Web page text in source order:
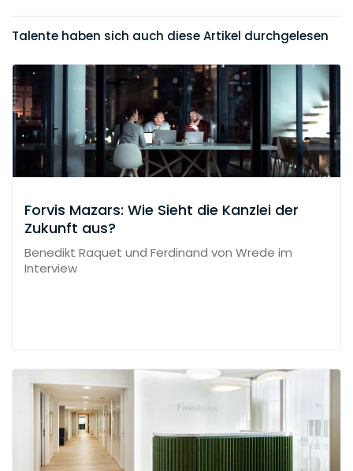
Talente haben sich auch diese Artikel durchgelesen
Forvis Mazars: Wie Sieht die Kanzlei der
Zukunft aus?
Benedikt Raquet und Ferdinand von Wrede im
Interview